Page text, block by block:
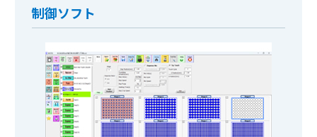
制御ソフト